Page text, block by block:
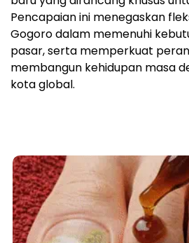
Pencapaian ini menegaskan
Gogoro dalam memenuhi
pasar, serta memperkuat
membangun kehidupan masa
kota global.